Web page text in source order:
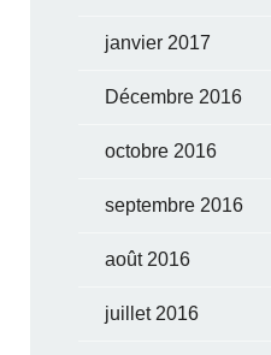
janvier 2017
Décembre 2016
octobre 2016
septembre 2016
août 2016
juillet 2016